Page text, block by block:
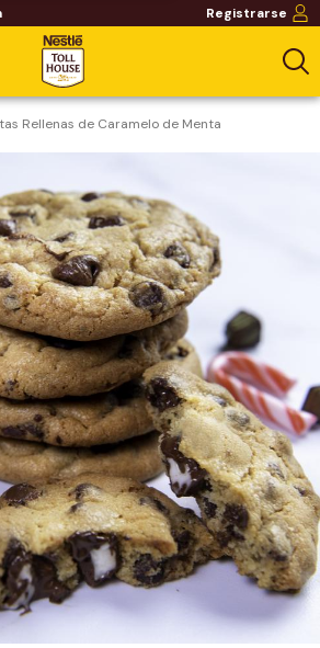
Registrarse
Rellenas de Caramelo de Menta